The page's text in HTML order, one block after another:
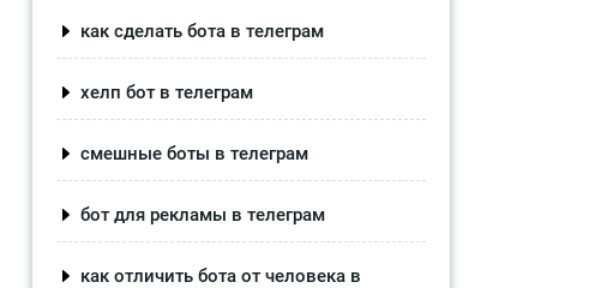
как сделать бота в телеграм
хелп бот в телеграм
смешные боты в телеграм
бот для рекламы в телеграм
как отличить бота от человека в